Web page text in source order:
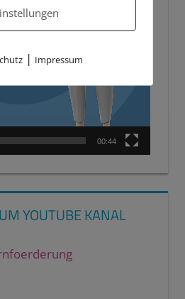
00:44
YOUTUBE KANAL
| Impressum